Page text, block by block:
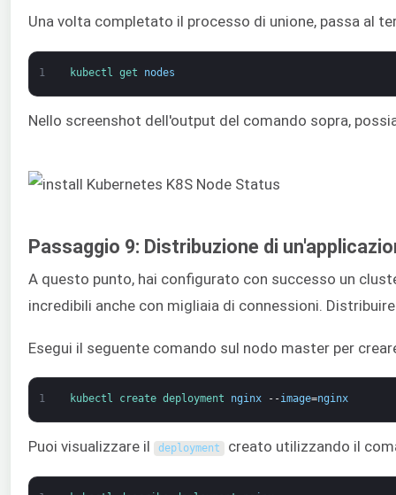
Una volta completato il processo di unione, passa al
1 kubectl get nodes
Nello screenshot dell'output del comando sopra,
Passaggio 9: Distribuzione di
A questo punto, hai configurato con successo un
incredibili anche con migliaia di connessioni.
Esegui il seguente comando sul nodo master per
1 kubectl create deployment nginx --image=nginx
Puoi visualizzare il deployment creato utilizzando il